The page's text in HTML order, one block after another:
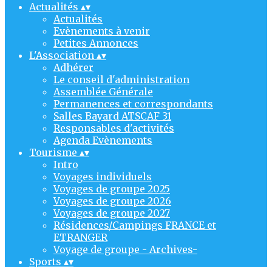
Actualités ▴▾
Actualités
Evènements à venir
Petites Annonces
L'Association ▴▾
Adhérer
Le conseil d'administration
Assemblée Générale
Permanences et correspondants
Salles Bayard ATSCAF 31
Responsables d'activités
Agenda Evènements
Tourisme ▴▾
Intro
Voyages individuels
Voyages de groupe 2025
Voyages de groupe 2026
Voyages de groupe 2027
Résidences/Campings FRANCE et
ETRANGER
Voyage de groupe - Archives-
Sports ▴▾